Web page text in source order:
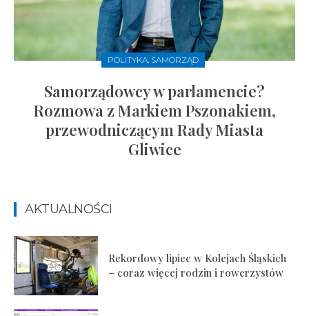
POLITYKA, SAMORZĄD
Samorządowcy w parlamencie?
Rozmowa z Markiem Pszonakiem,
przewodniczącym Rady Miasta
Gliwice
AKTUALNOŚCI
Rekordowy lipiec w Kolejach Śląskich
– coraz więcej rodzin i rowerzystów